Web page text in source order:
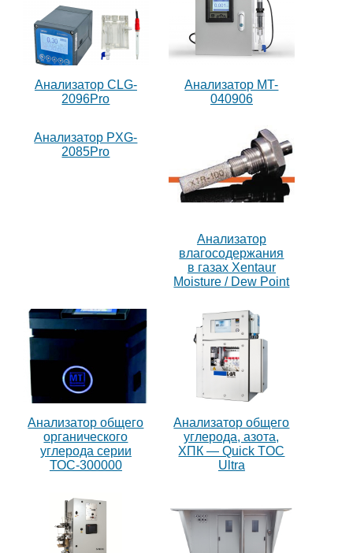
Анализатор CLG-
2096Pro
Анализатор MT-
040906
Анализатор PXG-
2085Pro
Анализатор
влагосодержания
в газах Xentaur
Moisture / Dew Point
Анализатор общего
органического
углерода серии
ТОС-300000
Анализатор общего
углерода, азота,
ХПК — Quick TOC
Ultra